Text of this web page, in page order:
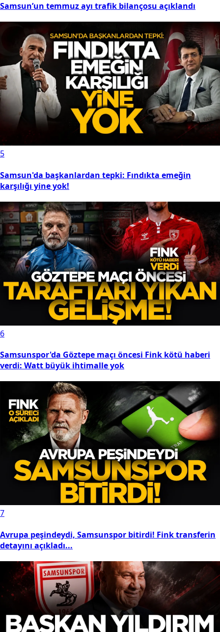
Samsun’un temmuz ayı trafik bilançosu açıklandı
5
Samsun'da başkanlardan tepki: Fındıkta emeğin
karşılığı yine yok!
6
Samsunspor'da Göztepe maçı öncesi Fink kötü haberi
verdi: Watt büyük ihtimalle yok
7
Avrupa peşindeydi, Samsunspor bitirdi! Fink transferin
detayını açıkladı...